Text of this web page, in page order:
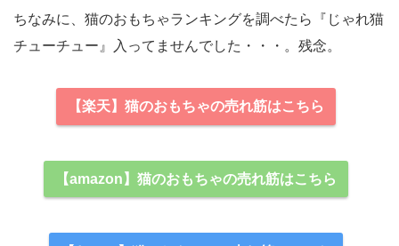
ちなみに、猫のおもちゃランキングを調べたら『じゃれ猫
チューチュー』入ってませんでした・・・。残念。
【楽天】猫のおもちゃの売れ筋はこちら
【amazon】猫のおもちゃの売れ筋はこちら